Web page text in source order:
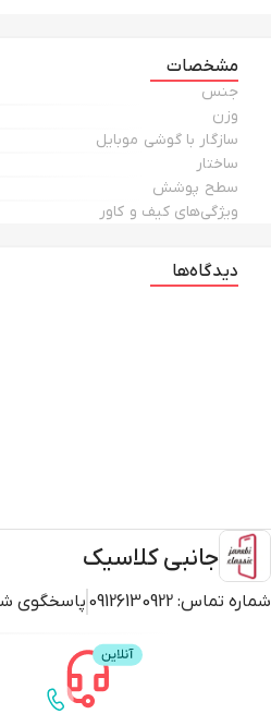
مشخصات
جنس
وزن
سازگار با گوشی موبایل
ساختار
سطح پوشش
ویژگی‌های کیف و کاور
دیدگاه‌ها
جانبی کلاسیک
شماره تماس: 09126130922 پاسخگوی